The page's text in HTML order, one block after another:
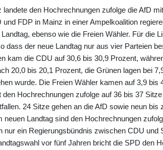
landete den Hochrechnungen zufolge die AfD
FDP in Mainz in einer Ampelkoalition
ebenso wie die Freien Wähler. Für die
dass der neue Landtag nur aus vier Parteien
kam die CDU auf 30,6 bis 30,9 Prozent,
20,0 bis 20,1 Prozent, die Grünen lagen bei
wurde. Die Freien Wähler kamen auf 3,9
Hochrechnungen zufolge auf 36 bis 37
24 Sitze gehen an die AfD sowie neun bis
neuen Landtag sind den Hochrechnungen
nur ein Regierungsbündnis zwischen CDU und
vor fünf Jahren bricht die SPD den